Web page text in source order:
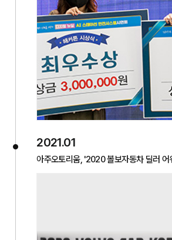
2021.01
아주오토리움, '2020 볼보자동차 딜러 어